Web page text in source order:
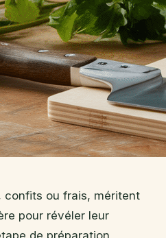
confits ou frais, méritent
pour révéler leur